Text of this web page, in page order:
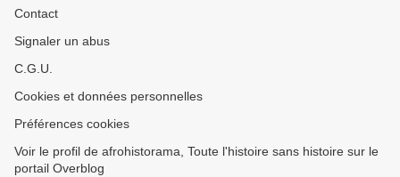
Contact
Signaler un abus
C.G.U.
Cookies et données personnelles
Préférences cookies
Voir le profil de afrohistorama, Toute l'histoire sans histoire sur le
portail Overblog